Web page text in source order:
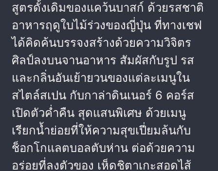
สูตรดั้งเดิมของแคว้นบาสก์ ด้วยรสชาติ
อาหารฤดูใบไม้ร่วงของญี่ปุ่น ที่ทางเชฟ
ได้คิดค้นบรรจงสร้างด้วยความวิจิตร
ศิลป์ลงบนจานอาหาร สัมผัสกับรูป รส
และกลิ่นอันเย้ายวนของแต่ละเมนูใน
สไตล์สเปน กับกาล่าดินเนอร์ 6 คอร์ส
เปิดตัวค่ำคืน สุดแสนพิเศษ ด้วยเมนู
เรียกน้ำย่อยที่ให้ความสุขเปี่ยมล้นกับ
ช็อกโกแลตบอลตับห่าน ต่อด้วยความ
อร่อยที่ลงตัวของ เห็ดชิตาเกะสอดไส้